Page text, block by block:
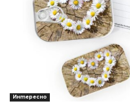
Интересно